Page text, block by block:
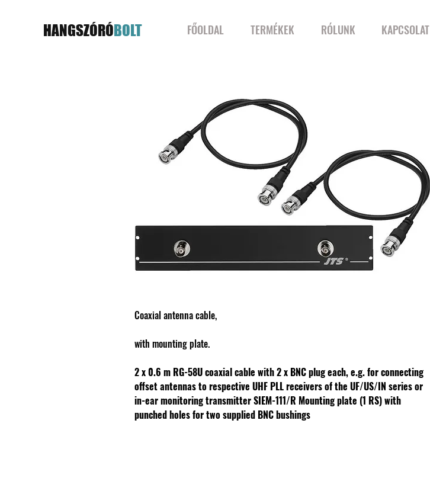
HANGSZÓRÓBOLT FŐOLDAL TERMÉKEK RÓLUNK KAPCSOLAT
Coaxial antenna cable,
with mounting plate.
2 x 0.6 m RG-58U coaxial cable with 2 x BNC plug each, e.g. for connecting
offset antennas to respective UHF PLL receivers of the UF/US/IN series or
in-ear monitoring transmitter SIEM-111/R Mounting plate (1 RS) with
punched holes for two supplied BNC bushings